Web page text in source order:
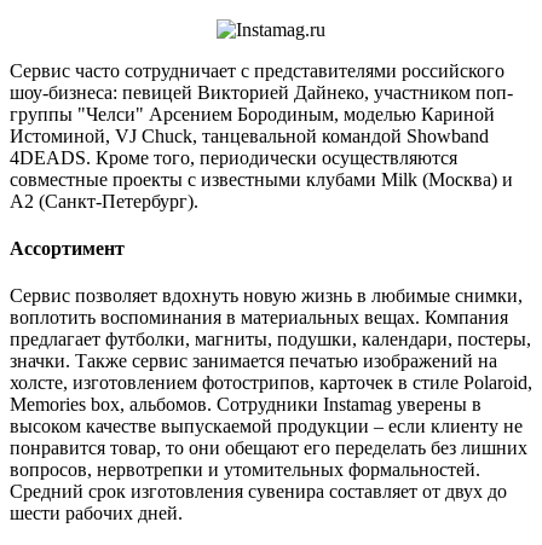
Сервис часто сотрудничает с представителями российского
шоу-бизнеса: певицей Викторией Дайнеко, участником поп-
группы "Челси" Арсением Бородиным, моделью Кариной
Истоминой, VJ Chuck, танцевальной командой Showband
4DEADS. Кроме того, периодически осуществляются
совместные проекты с известными клубами Milk (Москва) и
A2 (Санкт-Петербург).
Ассортимент
Сервис позволяет вдохнуть новую жизнь в любимые снимки,
воплотить воспоминания в материальных вещах. Компания
предлагает футболки, магниты, подушки, календари, постеры,
значки. Также сервис занимается печатью изображений на
холсте, изготовлением фотострипов, карточек в стиле Polaroid,
Memories box, альбомов. Сотрудники Instamag уверены в
высоком качестве выпускаемой продукции – если клиенту не
понравится товар, то они обещают его переделать без лишних
вопросов, нервотрепки и утомительных формальностей.
Средний срок изготовления сувенира составляет от двух до
шести рабочих дней.